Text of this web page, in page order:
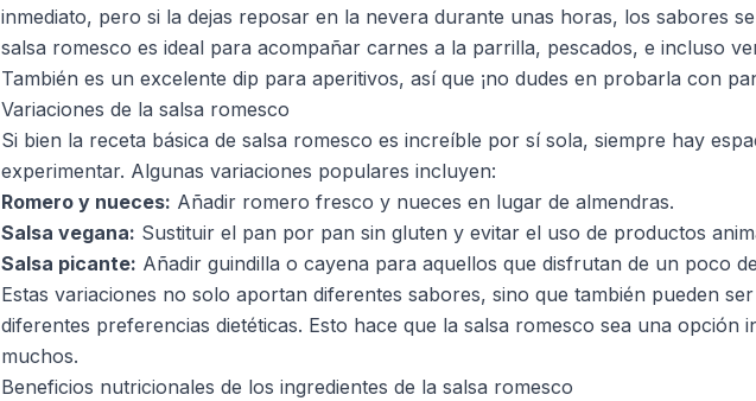
inmediato, pero si la dejas reposar en la nevera durante unas horas, los sabores
salsa romesco es ideal para acompañar carnes a la parrilla, pescados, e incluso
También es un excelente dip para aperitivos, así que ¡no dudes en probarla con
Variaciones de la salsa romesco
Si bien la receta básica de salsa romesco es increíble por sí sola, siempre hay
experimentar. Algunas variaciones populares incluyen:
Romero y nueces: Añadir romero fresco y nueces en lugar de almendras.
Salsa vegana: Sustituir el pan por pan sin gluten y evitar el uso de productos
Salsa picante: Añadir guindilla o cayena para aquellos que disfrutan de un poco
Estas variaciones no solo aportan diferentes sabores, sino que también pueden ser
diferentes preferencias dietéticas. Esto hace que la salsa romesco sea una opción
muchos.
Beneficios nutricionales de los ingredientes de la salsa romesco